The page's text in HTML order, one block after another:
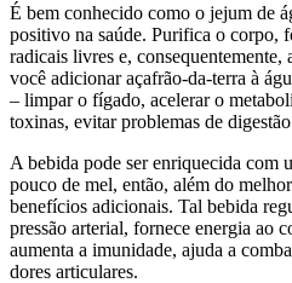
É bem conhecido como o jejum de
positivo na saúde. Purifica o corpo,
radicais livres e, consequentemente,
você adicionar açafrão-da-terra à
– limpar o fígado, acelerar o
toxinas, evitar problemas de
A bebida pode ser enriquecida com
pouco de mel, então, além do
benefícios adicionais. Tal bebida
pressão arterial, fornece energia ao
aumenta a imunidade, ajuda a
dores articulares.